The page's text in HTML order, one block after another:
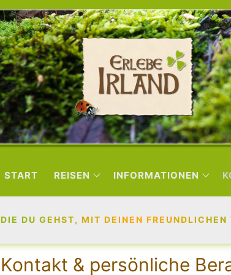
START REISEN INFORMATIONEN
DU GEHST, MIT DEINEN FREUNDLICHEN
Kontakt & persönliche